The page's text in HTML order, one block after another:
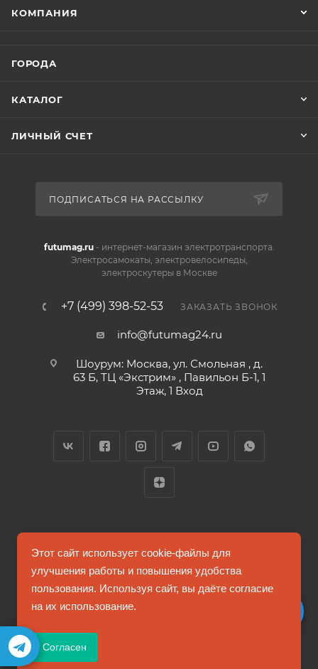
КОМПАНИЯ
ГОРОДА
КАТАЛОГ
ЛИЧНЫЙ СЧЕТ
ПОДПИСАТЬСЯ НА РАССЫЛКУ
futumag.ru- интернет-магазин электротранспорта.
Электросамокаты, электровелосипеды,
электроскутеры в Москве
+7 (499) 398-52-53 ЗАКАЗАТЬ ЗВОНОК
info@futumag24.ru
Шоурум: Москва, ул. Смольная , д.
63 Б, ТЦ «Экстрим» , Павильон Б-1, 1
Этаж, 1 Вход
2026 © FUTUMAG.RU
Информация на сайте не является публичной офертой
Этот сайт использует cookie-файлы для
улучшения работы и повышения удобства
пользования. Используя сайт, вы даёте согласие
на их использование.
Согласен